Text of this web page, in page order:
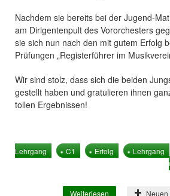
Nachdem sie bereits bei der Jugend-
am Dirigentenpult des Vororchesters
sie sich nun nach den mit gutem Erfolg
Prüfungen „Registerführer im
Wir sind stolz, dass sich die beiden
gestellt haben und gratulieren ihnen
tollen Ergebnissen!
Lehrgang
C1 Erfolg Lehrgang
Weiterlesen über C1-